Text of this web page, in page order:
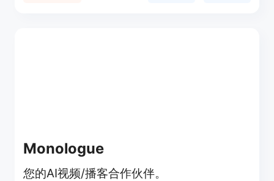
Monologue
您的AI视频/播客合作伙伴。